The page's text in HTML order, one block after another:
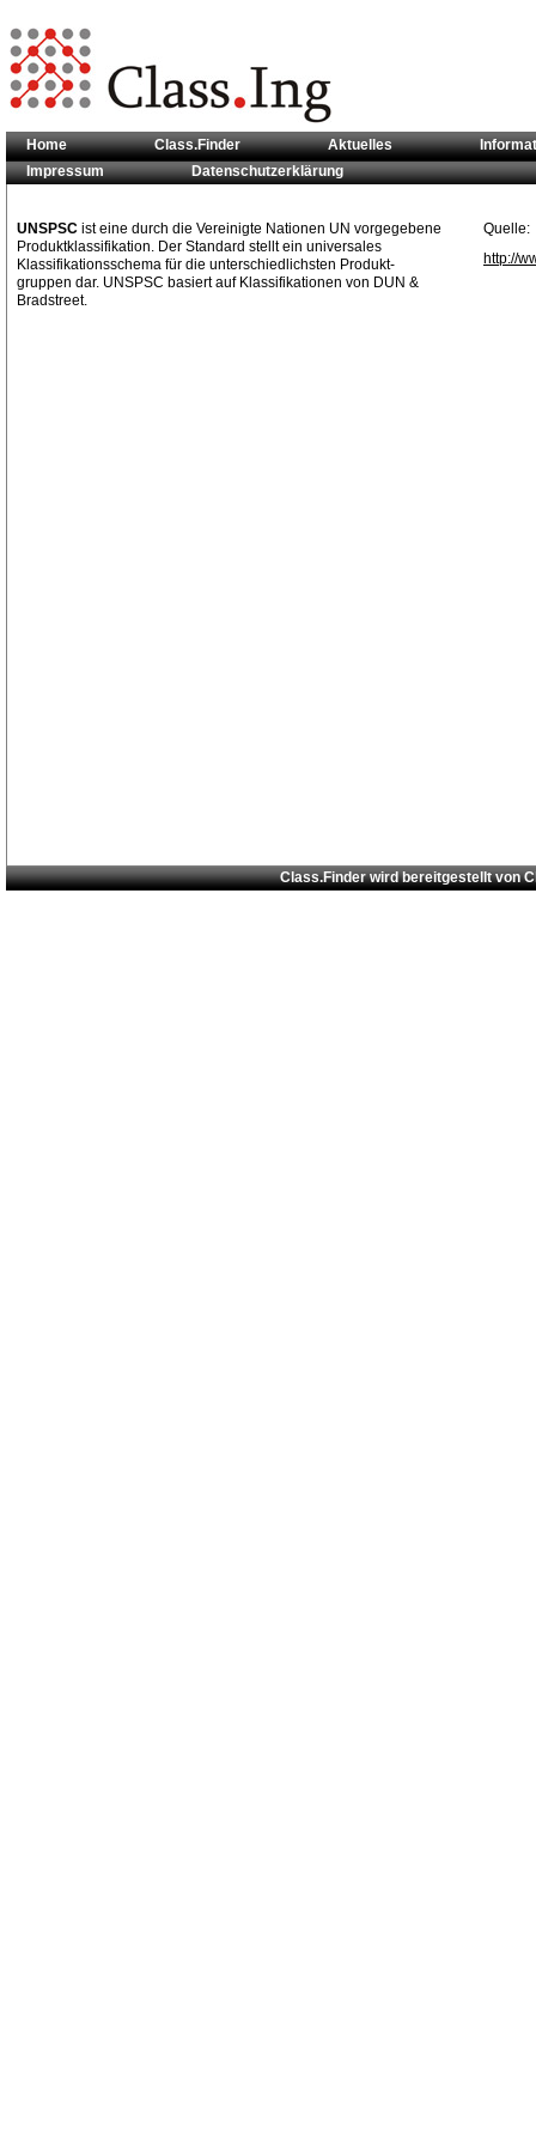
Sie sind hier:Klassifikationsstandards>> UNSPSC
Home Class.Finder Aktuelles
Impressum
Datenschutzerklärung
UNSPSC ist eine durch die Vereinigte Nationen UN vorgegebene
Produktklassifikation. Der Standard stellt ein universales
Klassifikationsschema für die unterschiedlichsten Produkt-
gruppen dar. UNSPSC basiert auf Klassifikationen von DUN &
Bradstreet.
Quelle:
http://
Class.Finder wird bereitgestellt von